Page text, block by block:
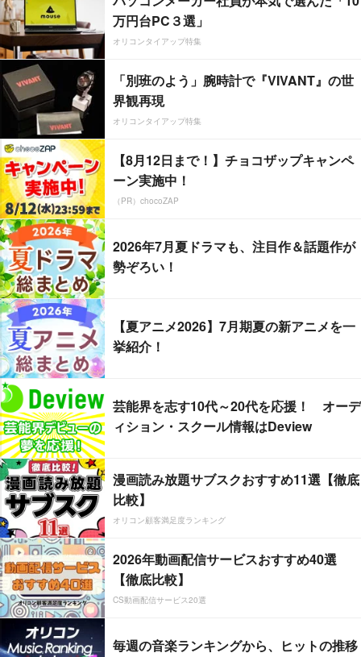
万円台PC３選」
オリコンタイアップ特集
「別班のよう」腕時計で『VIVANT』の世
界観再現
オリコンタイアップ特集
【8月12日まで！】チョコザップキャンペ
ーン実施中！
（PR）chocoZAP
2026年7月夏ドラマも、注目作＆話題作が
勢ぞろい！
【夏アニメ2026】7月期夏の新アニメを一
挙紹介！
芸能界を志す10代～20代を応援！ オーデ
ィション・スクール情報はDeview
漫画読み放題サブスクおすすめ11選【徹底
比較】
オリコン顧客満足度ランキング
2026年動画配信サービスおすすめ40選
【徹底比較】
CS動画配信サービス20選
毎週の音楽ランキングから、ヒットの推移